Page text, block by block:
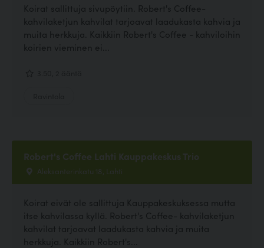
Koirat sallittuja sivupöytiin. Robert's Coffee-
kahvilaketjun kahvilat tarjoavat laadukasta kahvia ja
muita herkkuja. Kaikkiin Robert's Coffee - kahviloihin
koirien vieminen ei...
Robert's Coffee Lahti Kauppakeskus Trio
Aleksanterinkatu 18, Lahti
Koirat eivät ole sallittuja Kauppakeskuksessa mutta
itse kahvilassa kyllä. Robert's Coffee- kahvilaketjun
kahvilat tarjoavat laadukasta kahvia ja muita
herkkuja. Kaikkiin Robert's...